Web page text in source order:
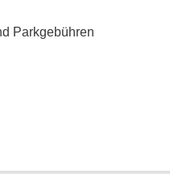
Parkgebühren